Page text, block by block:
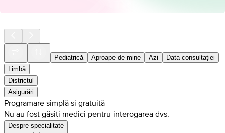
Pediatrică Aproape de mine Azi
Data consultației
Limbă
Districtul
Asigurări
Programare simplă si gratuită
Nu au fost găsiți medici pentru interogarea dvs.
Despre specialitate